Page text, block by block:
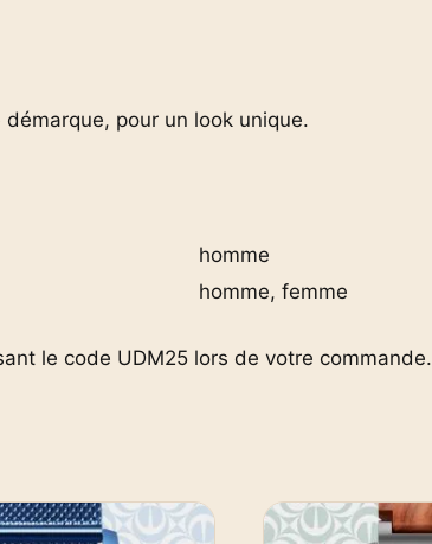
pour un look unique.
homme
homme, femme
le code UDM25 lors de votre commande.